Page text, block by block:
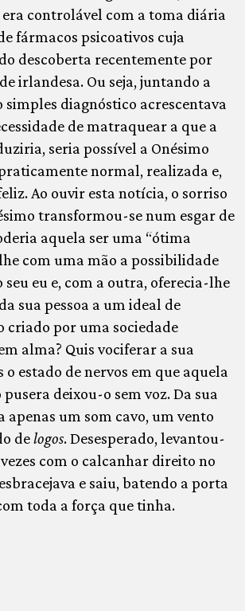
controlável com a toma diária
fármacos psicoativos cuja
descoberta recentemente por
irlandesa. Ou seja, juntando a
diagnóstico acrescentava
de matraquear a que a
seria possível a Onésimo
normal, realizada e,
Ao ouvir esta notícia, o sorriso
transformou-se num esgar de
aquela ser uma “ótima
com uma mão a possibilidade
seu eu e, com a outra, oferecia-lhe
sua pessoa a um ideal de
criado por uma sociedade
alma? Quis vociferar a sua
estado de nervos em que aquela
deixou-o sem voz. Da sua
apenas um som cavo, um vento
delogos. Desesperado, levantou-
com o calcanhar direito no
e saiu, batendo a porta
toda a força que tinha.